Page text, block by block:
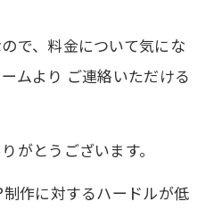
で、料金について気にな
ムより ご連絡いただける
がとうございます。
作に対するハードルが低